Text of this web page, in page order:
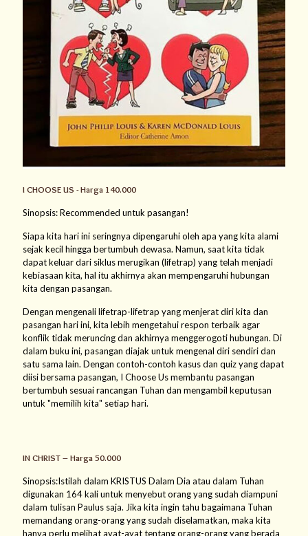
I CHOOSE US - Harga 140.000
Sinopsis: Recommended untuk pasangan!
Siapa kita hari ini seringnya dipengaruhi oleh apa yang kita alami
sejak kecil hingga bertumbuh dewasa. Namun, saat kita tidak
dapat keluar dari siklus merugikan (lifetrap) yang telah menjadi
kebiasaan kita, hal itu akhirnya akan mempengaruhi hubungan
kita dengan pasangan.
Dengan mengenali lifetrap-lifetrap yang menjerat diri kita dan
pasangan hari ini, kita lebih mengetahui respon terbaik agar
konflik tidak meruncing dan akhirnya menggerogoti hubungan. Di
dalam buku ini, pasangan diajak untuk mengenal diri sendiri dan
satu sama lain. Dengan contoh-contoh kasus dan quiz yang dapat
diisi bersama pasangan, I Choose Us membantu pasangan
bertumbuh sesuai rancangan Tuhan dan mengambil keputusan
untuk "memilih kita" setiap hari.
IN CHRIST – Harga 50.000
Sinopsis:Istilah dalam KRISTUS Dalam Dia atau dalam Tuhan
digunakan 164 kali untuk menyebut orang yang sudah diampuni
dalam tulisan Paulus saja. Jika kita ingin tahu bagaimana Tuhan
memandang orang-orang yang sudah diselamatkan, maka kita
hanya perlu melihat ayat-ayat tentang orang-orang yang berada